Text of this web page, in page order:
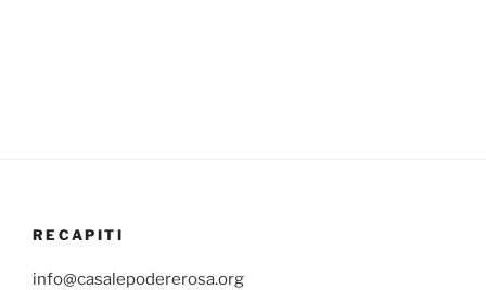
RECAPITI
info@casalepodererosa.org